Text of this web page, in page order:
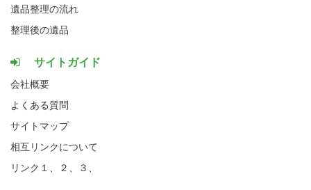
遺品整理の流れ
整理後の遺品
サイトガイド
会社概要
よくある質問
サイトマップ
相互リンクについて
リンク１、
２、 ３、